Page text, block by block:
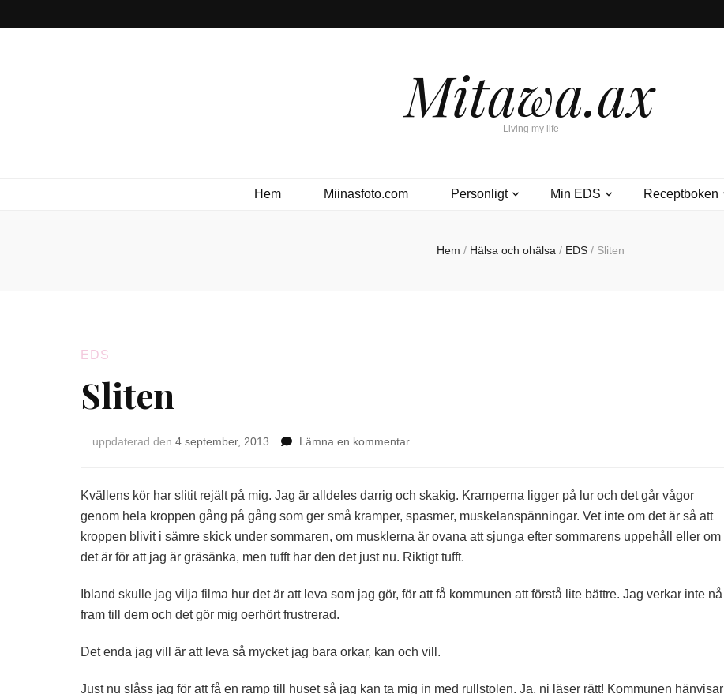
Mitawa.ax
Living my life
Hem Miinasfoto.com Personligt Min EDS Receptboken
Hem / Hälsa och ohälsa / EDS / Sliten
EDS
Sliten
uppdaterad den 4 september, 2013 Lämna en kommentarpå
Kvällens kör har slitit rejält på mig. Jag är alldeles darrig och skakig. Kramperna ligger på lur och det går vågor
genom hela kroppen gång på gång som ger små kramper, spasmer, muskelanspänningar. Vet inte om det är så att
kroppen blivit i sämre skick under sommaren, om musklerna är ovana att sjunga efter sommarens uppehåll eller om
det är för att jag är gräsänka, men tufft har den det just nu. Riktigt tufft.
Ibland skulle jag vilja filma hur det är att leva som jag gör, för att få kommunen att förstå lite bättre. Jag verkar inte nå
fram till dem och det gör mig oerhört frustrerad.
Det enda jag vill är att leva så mycket jag bara orkar, kan och vill.
Just nu slåss jag för att få en ramp till huset så jag kan ta mig in med rullstolen. Ja, ni läser rätt! Kommunen hänvisar